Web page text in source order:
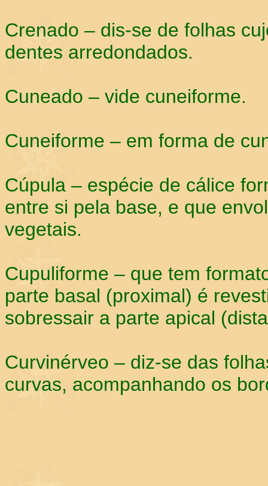
Crenado – dis-se de folhas
dentes arredondados.
Cuneado – vide cuneiforme.
Cuneiforme – em forma de
Cúpula – espécie de cálice
entre si pela base, e que
vegetais.
Cupuliforme – que tem
parte basal (proximal) é
sobressair a parte apical
Curvinérveo – diz-se das
curvas, acompanhando os